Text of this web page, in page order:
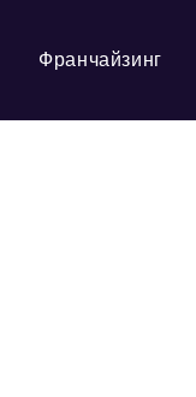
Франчайзинг